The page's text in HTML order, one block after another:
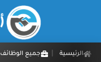
الرئيسية جميع الوظائف